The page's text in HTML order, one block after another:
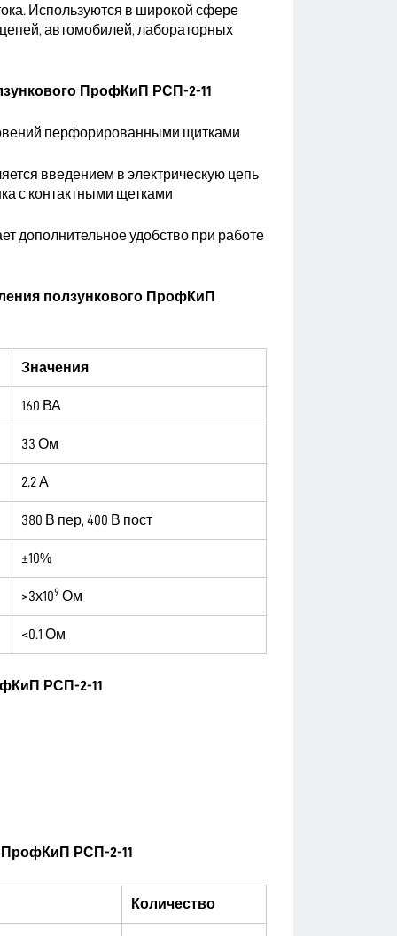
Используются в широкой сфере
автомобилей, лабораторных
ПрофКиП РСП-2-11
перфорированными щитками
введением в электрическую цепь
с контактными щетками
дополнительное удобство при работе
ползункового ПрофКиП
Значения
160 ВА
33 Ом
2.2 А
380 В пер, 400 В пост
±10%
>3х109 Ом
<0.1 Ом
РСП-2-11
ПрофКиП РСП-2-11
Количество